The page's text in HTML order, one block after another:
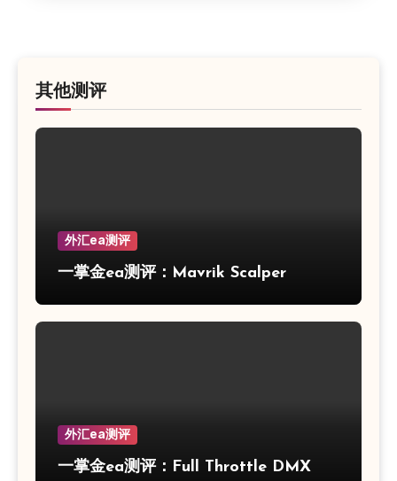
其他测评
外汇ea测评
一掌金ea测评：Mavrik Scalper
外汇ea测评
一掌金ea测评：Full Throttle DMX